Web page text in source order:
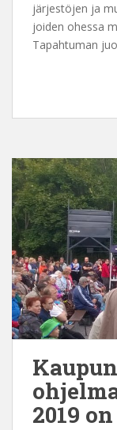
järjestöjen ja
joiden ohessa
Tapahtuman
2019